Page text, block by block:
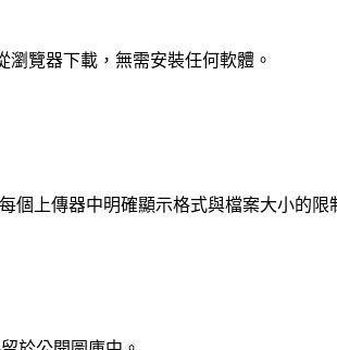
瀏覽器下載，無需安裝任何軟體。
個上傳器中明確顯示格式與檔案大小的限